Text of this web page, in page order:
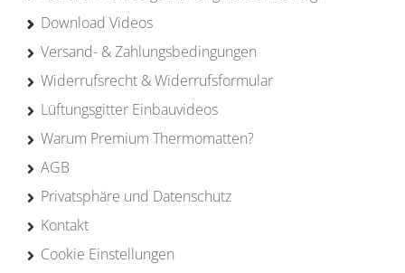
Download Videos
Versand- & Zahlungsbedingungen
Widerrufsrecht & Widerrufsformular
Lüftungsgitter Einbauvideos
Warum Premium Thermomatten?
AGB
Privatsphäre und Datenschutz
Kontakt
Cookie Einstellungen